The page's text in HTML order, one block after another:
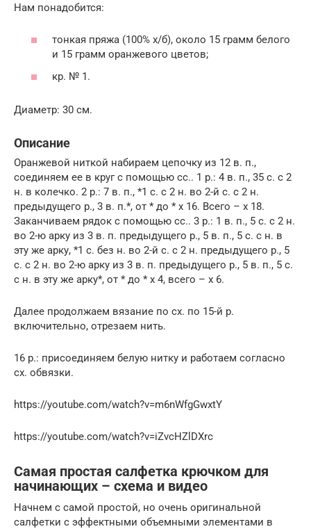
Нам понадобится:
тонкая пряжа (100% х/б), около 15 грамм белого
и 15 грамм оранжевого цветов;
кр. № 1.
Диаметр: 30 см.
Описание
Оранжевой ниткой набираем цепочку из 12 в. п.,
соединяем ее в круг с помощью сс.. 1 р.: 4 в. п., 35 с. с 2
н. в колечко. 2 р.: 7 в. п., *1 с. с 2 н. во 2-й с. с 2 н.
предыдущего р., 3 в. п.*, от * до * х 16. Всего – х 18.
Заканчиваем рядок с помощью сс.. 3 р.: 1 в. п., 5 с. с 2 н.
во 2-ю арку из 3 в. п. предыдущего р., 5 в. п., 5 с. с н. в
эту же арку, *1 с. без н. во 2-й с. с 2 н. предыдущего р., 5
с. с 2 н. во 2-ю арку из 3 в. п. предыдущего р., 5 в. п., 5 с.
с н. в эту же арку*, от * до * х 4, всего – х 6.
Далее продолжаем вязание по сх. по 15-й р.
включительно, отрезаем нить.
16 р.: присоединяем белую нитку и работаем согласно
сх. обвязки.
https://youtube.com/watch?v=m6nWfgGwxtY
https://youtube.com/watch?v=iZvcHZlDXrc
Самая простая салфетка крючком для
начинающих – схема и видео
Начнем с самой простой, но очень оригинальной
салфетки с эффектными объемными элементами в